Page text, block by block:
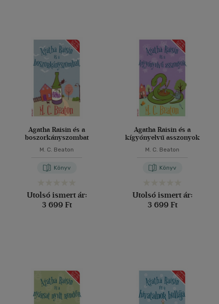
Agatha Raisin és a
boszorkányszombat
M. C. Beaton
Könyv
Utolsó ismert ár:
3 699 Ft
Agatha Raisin és a
kígyónyelvű asszonyok
M. C. Beaton
Könyv
Utolsó ismert ár:
3 699 Ft